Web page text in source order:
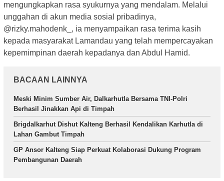
mengungkapkan rasa syukurnya yang mendalam. Melalui
unggahan di akun media sosial pribadinya,
@rizky.mahodenk_, ia menyampaikan rasa terima kasih
kepada masyarakat Lamandau yang telah mempercayakan
kepemimpinan daerah kepadanya dan Abdul Hamid.
BACAAN LAINNYA
Meski Minim Sumber Air, Dalkarhutla Bersama TNI-Polri
Berhasil Jinakkan Api di Timpah
Brigdalkarhut Dishut Kalteng Berhasil Kendalikan Karhutla di
Lahan Gambut Timpah
GP Ansor Kalteng Siap Perkuat Kolaborasi Dukung Program
Pembangunan Daerah